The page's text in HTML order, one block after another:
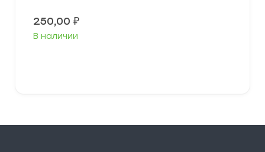
250,00 ₽
В наличии